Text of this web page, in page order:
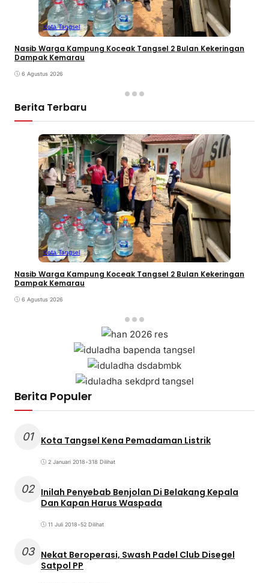
Kota Tangsel
Nasib Warga Kampung Koceak Tangsel 2 Bulan Kekeringan
Dampak Kemarau
6 Agustus 2026
Berita Terbaru
Kota Tangsel
Nasib Warga Kampung Koceak Tangsel 2 Bulan Kekeringan
Dampak Kemarau
6 Agustus 2026
Berita Populer
01 Kota Tangsel Kena Pemadaman Listrik
2 Januari 2018•318 Dilihat
02 Inilah Penyebab Benjolan Di Belakang Kepala
Dan Kapan Harus Waspada
11 Juli 2018•52 Dilihat
03 Nekat Beroperasi, Swash Padel Club Disegel
Satpol PP